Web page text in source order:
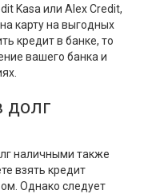
Kasa или Alex Credit,
карту на выгодных
кредит в банке, то
вашего банка и
долг
наличными также
взять кредит
Однако следует